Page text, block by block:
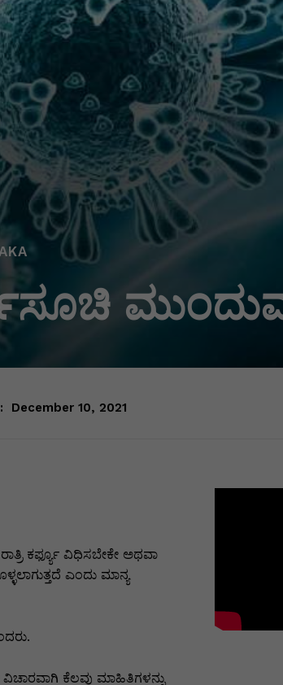
December 10, 2021
ಕರ್ಫ್ಯೂ ವಿಧಿಸಬೇಕೇ ಅಥವಾ
ಎಂದು ಮಾನ್ಯ
ಕೆಲವು ಮಾಹಿತಿಗಳನ್ನು